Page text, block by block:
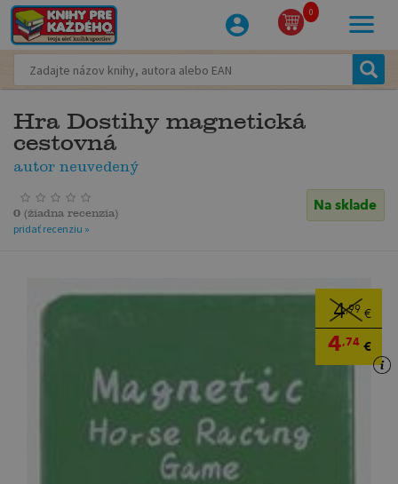
0
Hra Dostihy magnetická
cestovná
autor neuvedený
Na sklade
0 (žiadna recenzia)
pridať recenziu »
4,99 €
4,74 €